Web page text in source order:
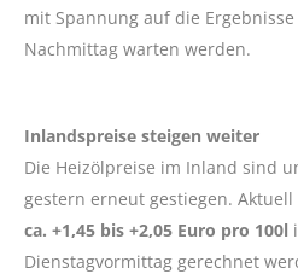
mit Spannung auf die
Nachmittag warten werden.
Inlandspreise steigen weiter
Die Heizölpreise im Inland sind
gestern erneut gestiegen.
ca. +1,45 bis +2,05 Euro pro 100l
Dienstagvormittag gerechnet